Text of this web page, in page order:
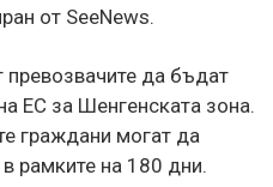
от SeeNews.
превозвачите да бъдат
ЕС за Шенгенската зона.
граждани могат да
рамките на 180 дни.